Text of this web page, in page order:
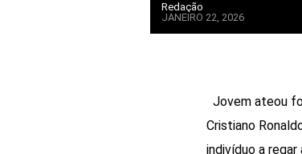
Redação
JANEIRO 22, 2026
Jovem ateou
Cristiano
indivíduo a